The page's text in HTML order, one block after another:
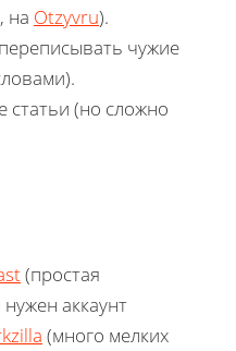
на Otzyvru).
чужие
статьи (но сложно
(простая
аккаунт
(много мелких